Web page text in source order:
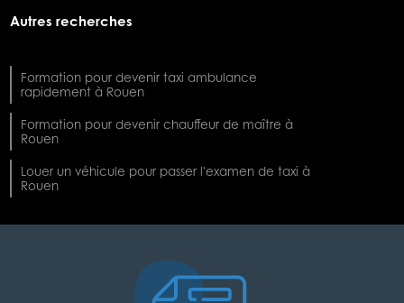
Autres recherches
Formation pour devenir taxi ambulance
rapidement à Rouen
Formation pour devenir chauffeur de maître à
Rouen
Louer un véhicule pour passer l'examen de taxi à
Rouen